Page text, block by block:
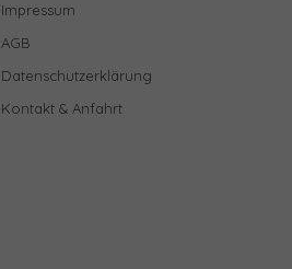
Impressum
AGB
Datenschutzerklärung
Kontakt & Anfahrt